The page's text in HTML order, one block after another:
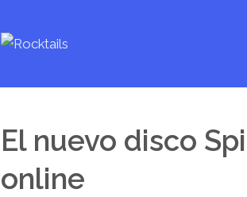
El nuevo disco
online